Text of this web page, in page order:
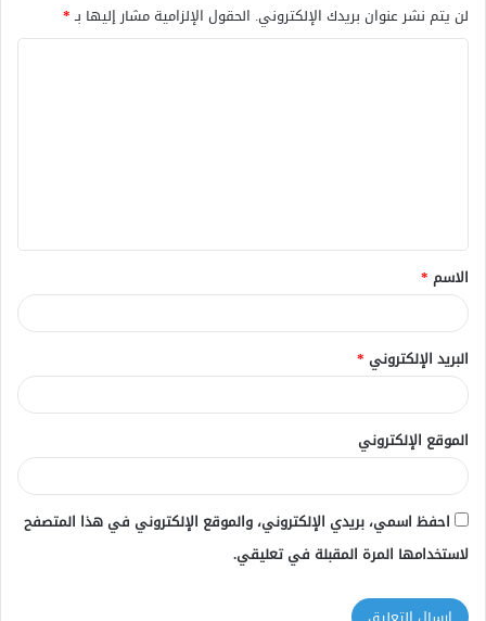
لن يتم نشر عنوان بريدك الإلكتروني. الحقول الإلزامية مشار إليها بـ*
ق
*
الاسم *
البريد الإلكتروني *
الموقع الإلكتروني
احفظ اسمي، بريدي الإلكتروني، والموقع الإلكتروني في هذا المتصفح
لاستخدامها المرة المقبلة في تعليقي.